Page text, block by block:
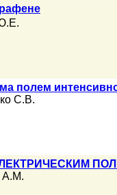
полем
С.В.
А.М.